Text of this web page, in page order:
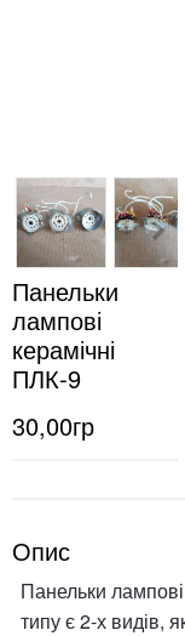
Панельки
лампові
керамічні
ПЛК-9
30,00гр
Опис
Панельки
типу є 2-х видів,